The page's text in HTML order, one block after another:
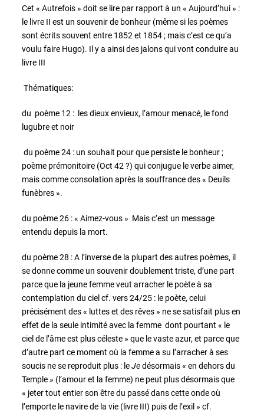
Cet « Autrefois » doit se lire par rapport à un « Aujourd’hui » :
le livre II est un souvenir de bonheur (même si les poèmes
sont écrits souvent entre 1852 et 1854 ; mais c’est ce qu’a
voulu faire Hugo). Il y a ainsi des jalons qui vont conduire au
livre III
Thématiques:
du poème 12 : les dieux envieux, l’amour menacé, le fond
lugubre et noir
du poème 24 : un souhait pour que persiste le bonheur ;
poème prémonitoire (Oct 42 ?) qui conjugue le verbe aimer,
mais comme consolation après la souffrance des « Deuils
funèbres ».
du poème 26 : « Aimez-vous » Mais c’est un message
entendu depuis la mort.
du poème 28 : A l’inverse de la plupart des autres poèmes, il
se donne comme un souvenir doublement triste, d’une part
parce que la jeune femme veut arracher le poète à sa
contemplation du ciel cf. vers 24/25 : le poète, celui
précisément des « luttes et des rêves » ne se satisfait plus en
effet de la seule intimité avec la femme dont pourtant « le
ciel de l’âme est plus céleste » que le vaste azur, et parce que
d’autre part ce moment où la femme a su l’arracher à ses
soucis ne se reproduit plus : leJedésormais « en dehors du
Temple » (l’amour et la femme) ne peut plus désormais que
« jeter tout entier son être du passé dans cette onde où
l’emporte le navire de la vie (livre III) puis de l’exil » cf.